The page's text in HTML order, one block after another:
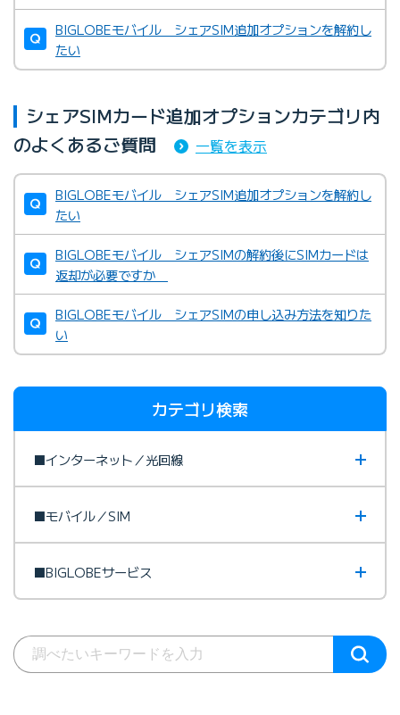
BIGLOBEモバイル シェアSIM追加オプションを解約し
たい
シェアSIMカード追加オプションカテゴリ内
のよくあるご質問
一覧を表示
BIGLOBEモバイル シェアSIM追加オプションを解約し
たい
BIGLOBEモバイル シェアSIMの解約後にSIMカードは
返却が必要ですか
BIGLOBEモバイル シェアSIMの申し込み方法を知りた
い
カテゴリ検索
■インターネット／光回線
■モバイル／SIM
■BIGLOBEサービス